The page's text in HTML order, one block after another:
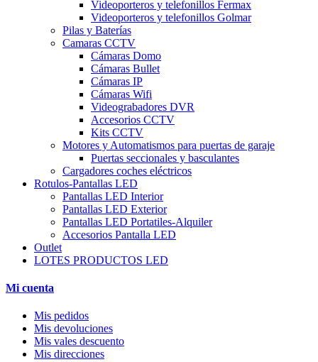
Videoporteros y telefonillos Fermax
Videoporteros y telefonillos Golmar
Pilas y Baterías
Camaras CCTV
Cámaras Domo
Cámaras Bullet
Cámaras IP
Cámaras Wifi
Videograbadores DVR
Accesorios CCTV
Kits CCTV
Motores y Automatismos para puertas de garaje
Puertas seccionales y basculantes
Cargadores coches eléctricos
Rotulos-Pantallas LED
Pantallas LED Interior
Pantallas LED Exterior
Pantallas LED Portatiles-Alquiler
Accesorios Pantalla LED
Outlet
LOTES PRODUCTOS LED
Mi cuenta
Mis pedidos
Mis devoluciones
Mis vales descuento
Mis direcciones